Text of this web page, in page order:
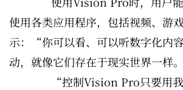
使用各类应用程序，包括视频、游
示：“你可以看、可以听数字化内
动，就像它们存在于现实世界一样
“控制Vision Pro只要用我